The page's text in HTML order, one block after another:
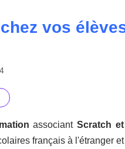
vos
associant Scratch
français à l'étranger